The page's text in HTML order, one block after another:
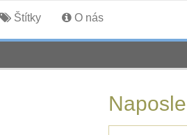
Štítky O nás